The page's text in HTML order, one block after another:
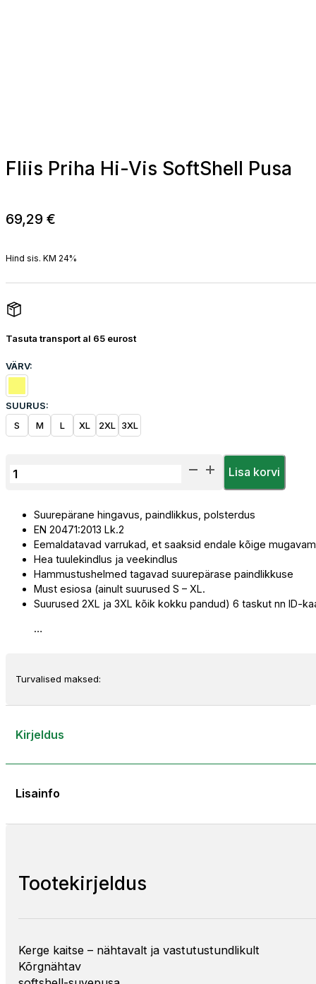
Fliis Priha Hi-Vis SoftShell Pusa
69,29 €
Hind sis. KM 24%
Tasuta transport al 65 eurost
VÄRV:
SUURUS:
S
M L XL 2XL 3XL
Fliis
Vis
SoftShell
Pusa
kogus
Lisa korvi
Suurepärane hingavus, paindlikkus, polsterdus
EN 20471:2013 Lk.2
Eemaldatavad varrukad, et saaksid endale kõige
Hea tuulekindlus ja veekindlus
Hammustushelmed tagavad suurepärase paindlikkuse
Must esiosa (ainult suurused S – XL.
Suurused 2XL ja 3XL kõik kokku pandud) 6 taskut nn ID-
…
Turvalised maksed:
Kirjeldus
Lisainfo
Tootekirjeldus
Kerge kaitse – nähtavalt ja vastutustundlikult
Kõrgnähtav